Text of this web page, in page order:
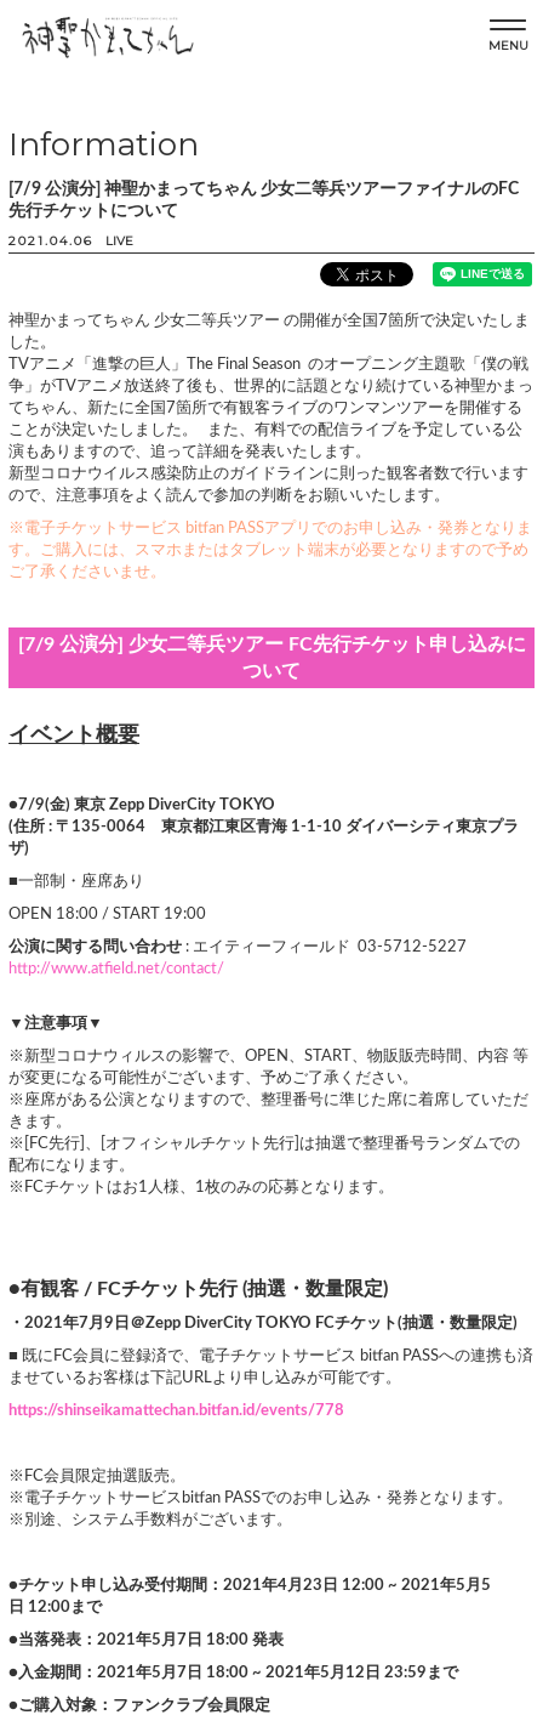
MENU
Information
[7/9 公演分] 神聖かまってちゃん 少女二等兵ツアーファイナルのFC
先行チケットについて
2021.04.06 LIVE
神聖かまってちゃん 少女二等兵ツアー の開催が全国7箇所で決定いたしま
した。
TVアニメ「進撃の巨人」The Final Season のオープニング主題歌「僕の戦
争」がTVアニメ放送終了後も、世界的に話題となり続けている神聖かまっ
てちゃん、新たに全国7箇所で有観客ライブのワンマンツアーを開催する
ことが決定いたしました。 また、有料での配信ライブを予定している公
演もありますので、追って詳細を発表いたします。
新型コロナウイルス感染防止のガイドラインに則った観客者数で行います
ので、注意事項をよく読んで参加の判断をお願いいたします。
※電子チケットサービス bitfan PASSアプリでのお申し込み・発券となりま
す。ご購入には、スマホまたはタブレット端末が必要となりますので予め
ご了承くださいませ。
[7/9 公演分] 少女二等兵ツアー FC先行チケット申し込みに
ついて
イベント概要
●7/9(金) 東京 Zepp DiverCity TOKYO
(住所 : 〒135-0064 東京都江東区青海 1-1-10 ダイバーシティ東京プラ
ザ)
■一部制・座席あり
OPEN 18:00 / START 19:00
公演に関する問い合わせ : エイティーフィールド 03-5712-5227
http://www.atfield.net/contact/
▼注意事項▼
※新型コロナウィルスの影響で、OPEN、START、物販販売時間、内容 等
が変更になる可能性がございます、予めご了承ください。
※座席がある公演となりますので、整理番号に準じた席に着席していただ
きます。
※[FC先行]、[オフィシャルチケット先行]は抽選で整理番号ランダムでの
配布になります。
※FCチケットはお1人様、1枚のみの応募となります。
●有観客 / FCチケット先行 (抽選・数量限定)
・2021年7月9日＠Zepp DiverCity TOKYO FCチケット(抽選・数量限定)
■ 既にFC会員に登録済で、電子チケットサービス bitfan PASSへの連携も済
ませているお客様は下記URLより申し込みが可能です。
https://shinseikamattechan.bitfan.id/events/778
※FC会員限定抽選販売。
※電子チケットサービスbitfan PASSでのお申し込み・発券となります。
※別途、システム手数料がございます。
●チケット申し込み受付期間：2021年4月23日 12:00 ~ 2021年5月5
日 12:00まで
●当落発表：2021年5月7日 18:00 発表
●入金期間：2021年5月7日 18:00 ~ 2021年5月12日 23:59まで
●ご購入対象：ファンクラブ会員限定